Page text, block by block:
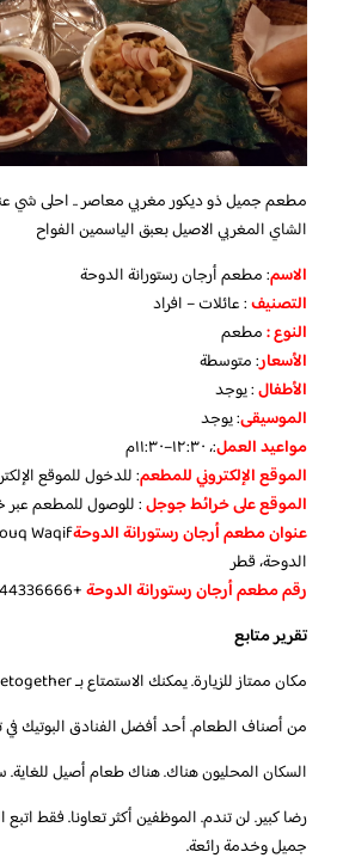
مطعم جميل ذو ديكور مغربي معاصر .. احلى شي
الشاي المغربي الاصيل بعبق الياسمين الفواح
الاسم: مطعم أرجان رستورانة الدوحة
التصنيف: عائلات – افراد
النوع :مطعم
الأسعار:متوسطة
الأطفال:يوجد
الموسيقى:يوجد
مواعيد العمل:، ١٢:٣٠–١١:٣٠م
الموقع الإلكتروني للمطعم: للدخول للموقع
الموقع على خرائط جوجل: للوصول للمطعم
عنوان مطعم أرجان رستورانة الدوحة
الدوحة، قطر
رقم مطعم أرجان رستورانة الدوحة+97444336666
تقرير متابع
مكان ممتاز للزيارة. يمكنك الاستمتاع بـ Private Getogether واختيار ممتاز
من أصناف الطعام. أحد أفضل الفنادق البوتيك في
السكان المحليون هناك. هناك طعام أصيل
رضا كبير. لن تندم. الموظفين أكثر تعاونا. فقط اتبع
جميل وخدمة رائعة.